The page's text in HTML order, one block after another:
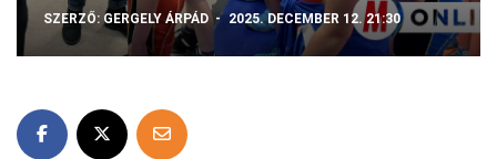
SZERZŐ: GERGELY ÁRPÁD 2025. DECEMBER 12. 21:30